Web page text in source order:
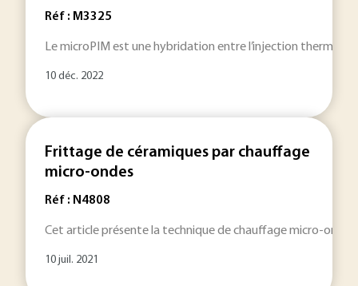
Réf : M3325
Le microPIM est une hybridation entre l’injection
10 déc. 2022
Frittage de céramiques par chauffage
micro-ondes
Réf : N4808
Cet article présente la technique de chauffage micro-
10 juil. 2021